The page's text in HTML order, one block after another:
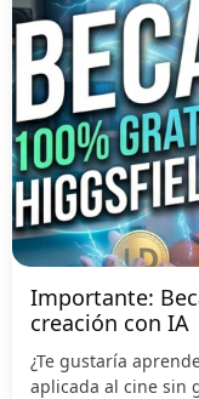
Importante:
creación con IA
¿Te gustaría
aplicada al cine sin